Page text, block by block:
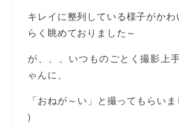
キレイに整列している様子がか
らく眺めておりました～
が、、、いつものごとく撮影上
ゃんに、
「おねが～い」と撮ってもらい
)